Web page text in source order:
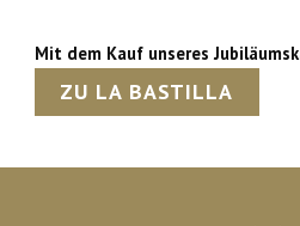
Mit dem Kauf unseres
ZU LA BASTILLA